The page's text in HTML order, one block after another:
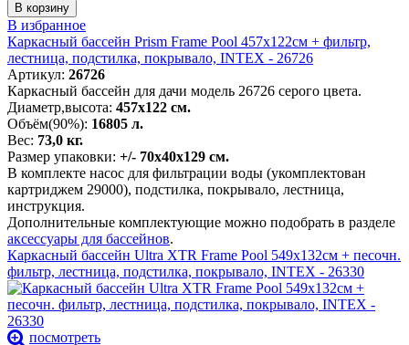
В корзину
В избранное
Каркасный бассейн Prism Frame Pool 457х122см + фильтр,
лестница, подстилка, покрывало, INTEX - 26726
Артикул: 26726
Каркасный бассейн для дачи модель 26726 серого цвета.
Диаметр,высота: 457х122 см.
Объём(90%): 16805 л.
Вес: 73,0 кг.
Размер упаковки: +/- 70х40х129 см.
В комплекте насос для фильтрации воды (укомплектован
картриджем 29000), подстилка, покрывало, лестница,
инструкция.
Дополнительные комплектующие можно подобрать в разделе
аксессуары для бассейнов.
Каркасный бассейн Ultra XTR Frame Pool 549х132см + песочн.
фильтр, лестница, подстилка, покрывало, INTEX - 26330
посмотреть